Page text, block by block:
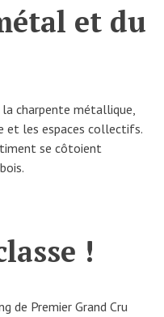
et du
charpente métallique,
et les espaces collectifs.
se côtoient
!
de Premier Grand Cru